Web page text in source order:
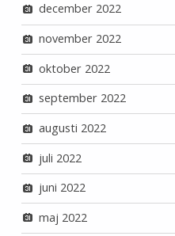
december 2022
november 2022
oktober 2022
september 2022
augusti 2022
juli 2022
juni 2022
maj 2022